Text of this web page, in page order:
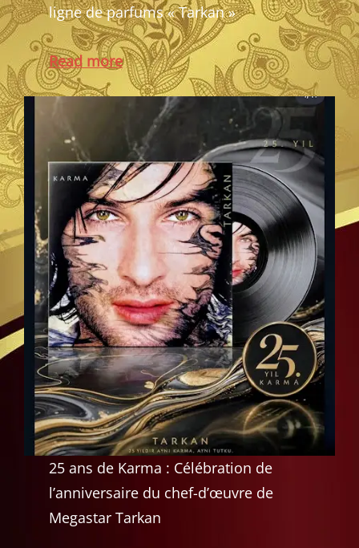
ligne de parfums « Tarkan »
Read more
25 ans de Karma : Célébration de
l’anniversaire du chef-d’œuvre de
Megastar Tarkan